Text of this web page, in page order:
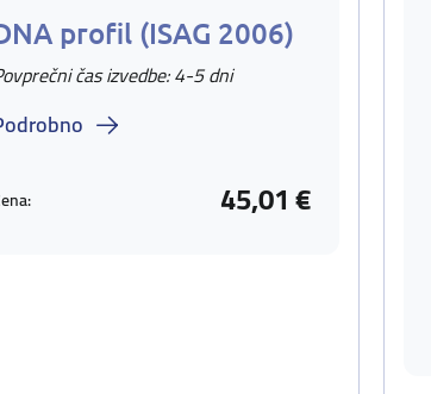
profil (ISAG 2006)
čas izvedbe: 4-5 dni
45,01 €